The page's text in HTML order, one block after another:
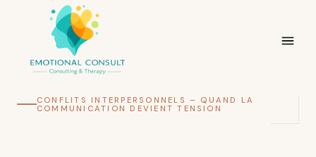
CONFLITS INTERPERSONNELS – QUAND LA
COMMUNICATION DEVIENT TENSION